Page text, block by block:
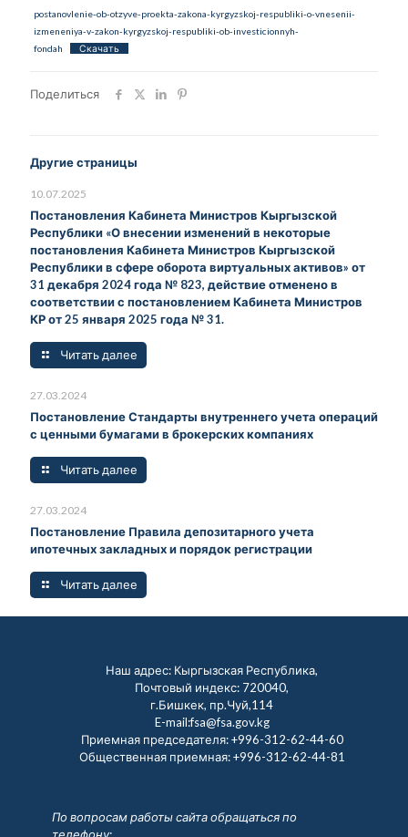
postanovlenie-ob-otzyve-proekta-zakona-kyrgyzskoj-respubliki-o-vnesenii-
izmeneniya-v-zakon-kyrgyzskoj-respubliki-ob-investicionnyh-
fondah
Скачать
Поделиться
Другие страницы
10.07.2025
Постановления Кабинета Министров Кыргызской
Республики «О внесении изменений в некоторые
постановления Кабинета Министров Кыргызской
Республики в сфере оборота виртуальных активов» от
31 декабря 2024 года № 823, действие отменено в
соответствии с постановлением Кабинета Министров
КР от 25 января 2025 года № 31.
Читать далее
27.03.2024
Постановление Стандарты внутреннего учета операций
с ценными бумагами в брокерских компаниях
Читать далее
27.03.2024
Постановление Правила депозитарного учета
ипотечных закладных и порядок регистрации
Читать далее
Наш адрес: Кыргызская Республика,
Почтовый индекс: 720040,
г.Бишкек, пр.Чуй,114
E-mail:fsa@fsa.gov.kg
Приемная председателя:+996-312-62-44-60
Общественная приемная:+996-312-62-44-81
По вопросам работы сайта обращаться по
телефону: